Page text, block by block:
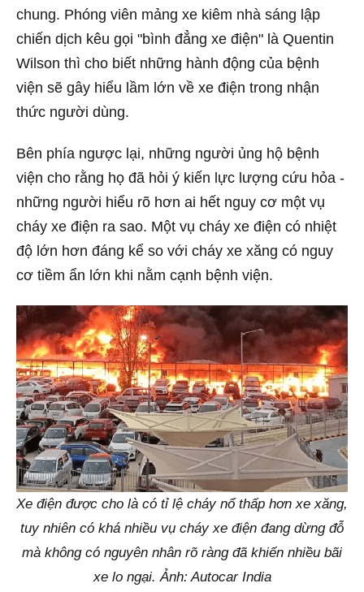
chung. Phóng viên mảng xe kiêm nhà sáng lập
chiến dịch kêu gọi "bình đẳng xe điện" là Quentin
Wilson thì cho biết những hành động của bệnh
viện sẽ gây hiểu lầm lớn về xe điện trong nhận
thức người dùng.
Bên phía ngược lại, những người ủng hộ bệnh
viện cho rằng họ đã hỏi ý kiến lực lượng cứu hỏa -
những người hiểu rõ hơn ai hết nguy cơ một vụ
cháy xe điện ra sao. Một vụ cháy xe điện có nhiệt
độ lớn hơn đáng kể so với cháy xe xăng có nguy
cơ tiềm ẩn lớn khi nằm cạnh bệnh viện.
Xe điện được cho là có tỉ lệ cháy nổ thấp hơn xe xăng,
tuy nhiên có khá nhiều vụ cháy xe điện đang dừng đỗ
mà không có nguyên nhân rõ ràng đã khiến nhiều bãi
xe lo ngại. Ảnh: Autocar India